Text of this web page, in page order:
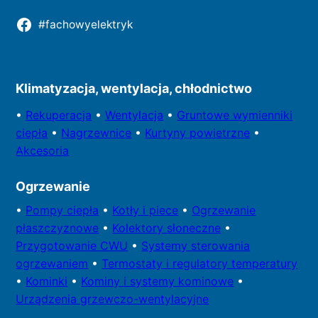
#fachowyelektryk
Klimatyzacja, wentylacja, chłodnictwo
• Rekuperacja •Wentylacja • Gruntowe wymienniki
ciepła • Nagrzewnice • Kurtyny powietrzne •
Akcesoria
Ogrzewanie
• Pompy ciepła • Kotły i piece • Ogrzewanie
płaszczyznowe • Kolektory słoneczne •
Przygotowanie CWU • Systemy sterowania
ogrzewaniem • Termostaty i regulatory temperatury
• Kominki • Kominy i systemy kominowe •
Urządzenia grzewczo-wentylacyjne